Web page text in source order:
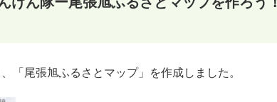
「尾張旭ふるさとマップ」を作成しました。